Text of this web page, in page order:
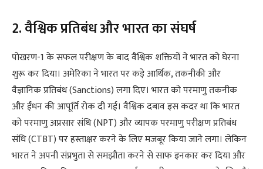
2. वैश्विक प्रतिबंध और भारत का संघर्ष
पोखरण-1 के सफल परीक्षण के बाद वैश्विक शक्तियों ने भारत को घेरना
शुरू कर दिया। अमेरिका ने भारत पर कड़े आर्थिक, तकनीकी और
वैज्ञानिक प्रतिबंध (Sanctions) लगा दिए। भारत को परमाणु तकनीक
और ईंधन की आपूर्ति रोक दी गई। वैश्विक दबाव इस कदर था कि भारत
को परमाणु अप्रसार संधि (NPT) और व्यापक परमाणु परीक्षण प्रतिबंध
संधि (CTBT) पर हस्ताक्षर करने के लिए मजबूर किया जाने लगा। लेकिन
भारत ने अपनी संप्रभुता से समझौता करने से साफ इनकार कर दिया और